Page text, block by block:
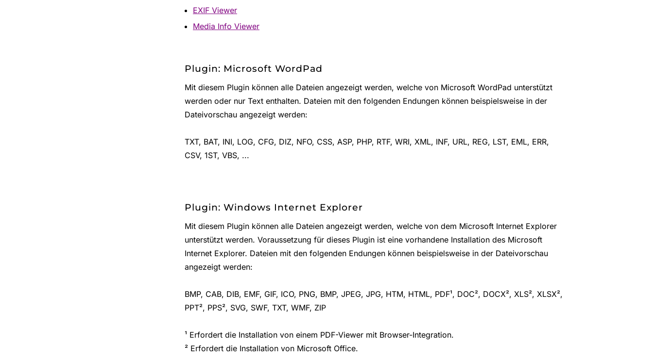
EXIF Viewer
Media Info Viewer
Plugin: Microsoft WordPad
Mit diesem Plugin können alle Dateien angezeigt werden, welche von Microsoft WordPad unterstützt
werden oder nur Text enthalten. Dateien mit den folgenden Endungen können beispielsweise in der
Dateivorschau angezeigt werden:
TXT, BAT, INI, LOG, CFG, DIZ, NFO, CSS, ASP, PHP, RTF, WRI, XML, INF, URL, REG, LST, EML, ERR,
CSV, 1ST, VBS, ...
Plugin: Windows Internet Explorer
Mit diesem Plugin können alle Dateien angezeigt werden, welche von dem Microsoft Internet Explorer
unterstützt werden. Voraussetzung für dieses Plugin ist eine vorhandene Installation des Microsoft
Internet Explorer. Dateien mit den folgenden Endungen können beispielsweise in der Dateivorschau
angezeigt werden:
BMP, CAB, DIB, EMF, GIF, ICO, PNG, BMP, JPEG, JPG, HTM, HTML, PDF¹, DOC², DOCX², XLS², XLSX²,
PPT², PPS², SVG, SWF, TXT, WMF, ZIP
¹ Erfordert die Installation von einem PDF-Viewer mit Browser-Integration.
² Erfordert die Installation von Microsoft Office.